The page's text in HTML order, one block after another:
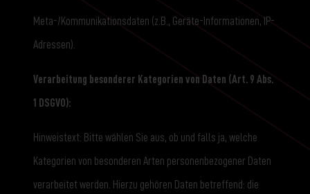
Meta-/Kommunikationsdaten (z.B., Geräte-Informationen, IP-
Adressen).
Verarbeitung besonderer Kategorien von Daten (Art. 9 Abs.
1 DSGVO):
Hinweistext: Bitte wählen Sie aus, ob und falls ja, welche
Kategorien von besonderen Arten personenbezogener Daten
verarbeitet werden. Hierzu gehören Daten betreffend: die